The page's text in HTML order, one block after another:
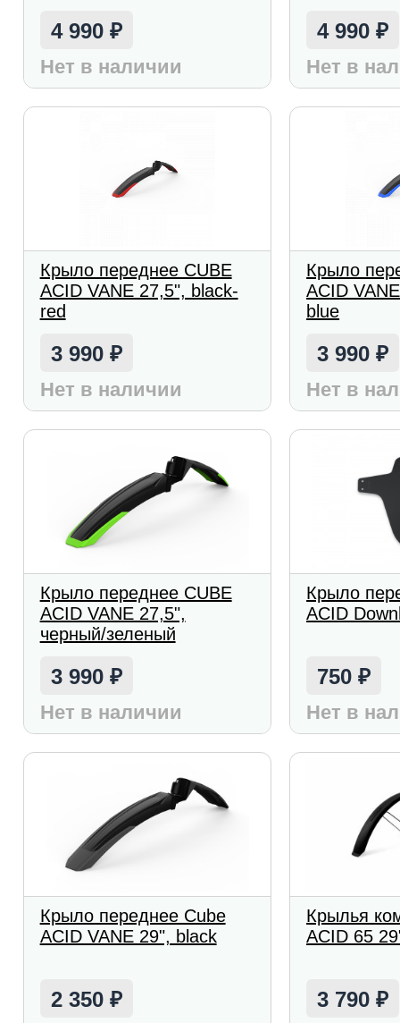
4 990 ₽
Нет в наличии
4 990₽
Нет в
Крыло переднее CUBE
ACID VANE 27,5", black-
red
3 990 ₽
Нет в наличии
Крыло
ACID
blue
3 990₽
Нет в
Крыло переднее CUBE
ACID VANE 27,5",
черный/зеленый
3 990 ₽
Нет в наличии
Крыло
ACID
750₽
Нет в
Крыло переднее Cube
ACID VANE 29", black
2 350 ₽
Крылья
ACID 65
3 790₽